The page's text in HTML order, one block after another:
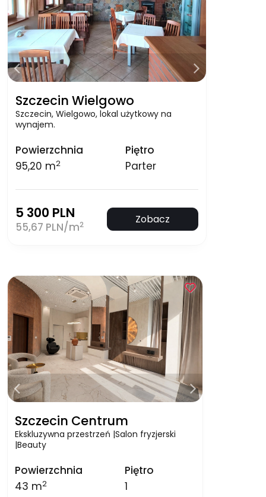
Szczecin Wielgowo
Szczecin, Wielgowo, lokal użytkowy na
wynajem.
Powierzchnia
95,20 m2
Piętro
Parter
5 300 PLN
55,67 PLN/m2 Zobacz
Szczecin Centrum
Ekskluzywna przestrzeń |Salon fryzjerski
|Beauty
Powierzchnia
43 m2
Piętro
1